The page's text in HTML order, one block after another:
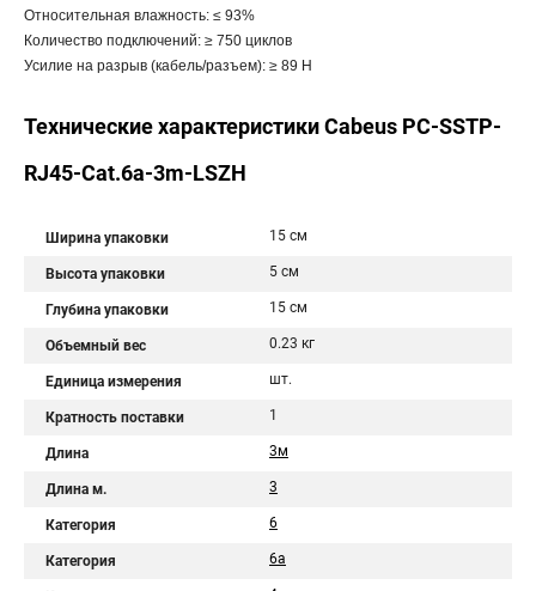
Относительная влажность: ≤ 93%
Количество подключений: ≥ 750 циклов
Усилие на разрыв (кабель/разъем): ≥ 89 Н
Технические характеристики Cabeus PC-SSTP-
RJ45-Cat.6a-3m-LSZH
Ширина упаковки 15 см
Высота упаковки 5 см
Глубина упаковки 15 см
Объемный вес 0.23 кг
Единица измерения шт.
Кратность поставки 1
Длина 3м
Длина м. 3
Категория 6
Категория 6a